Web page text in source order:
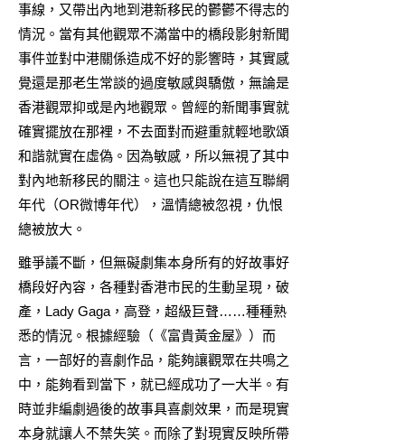
事線，又帶出內地到港新移民的鬱鬱不得志的
情況。當有其他觀眾不滿當中的橋段影射新聞
事件並對中港關係造成不好的影響時，其實感
覺還是那老生常談的過度敏感與驕傲，無論是
香港觀眾抑或是內地觀眾。曾經的新聞事實就
確實擺放在那裡，不去面對而避重就輕地歌頌
和諧就實在虛偽。因為敏感，所以無視了其中
對內地新移民的關注。這也只能說在這互聯網
年代（OR微博年代），溫情總被忽視，仇恨
總被放大。
雖爭議不斷，但無礙劇集本身所有的好故事好
橋段好內容，各種對香港市民的生動呈現，破
產，Lady Gaga，高登，超級巨聲……種種熟
悉的情況。根據經驗（《富貴黃金屋》）而
言，一部好的喜劇作品，能夠讓觀眾在共鳴之
中，能夠看到當下，就已經成功了一大半。有
時並非編劇過後的故事具喜劇效果，而是現實
本身就讓人不禁失笑。而除了對現實反映所帶